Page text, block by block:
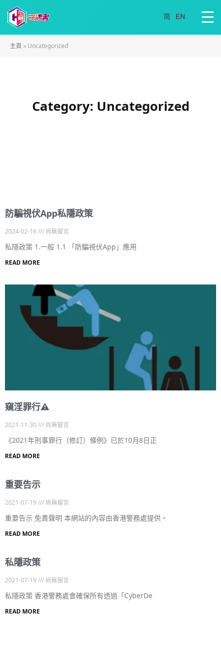
主頁 » Uncategorized
Category: Uncategorized
防騙視伏App私隱政策
2024-02-16 尚無留言
私隱政策 1.一般 1.1 「防騙視伏App」應用
READ MORE
窺淫罪行⚠️
2021-11-30 尚無留言
《2021年刑事罪行（修訂）條例》已於10月8日正
READ MORE
重要告示
2021-07-19 尚無留言
重要告示 免責聲明 本網站的內容由香港警務處提供。
READ MORE
私隱政策
2021-07-19 尚無留言
私隱政策 香港警務處會確保所有透過「CyberDe
READ MORE